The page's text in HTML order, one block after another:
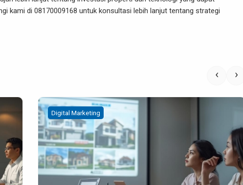
kami di 08170009168 untuk konsultasi lebih lanjut tentang strategi
Digital Marketing
‹ ›